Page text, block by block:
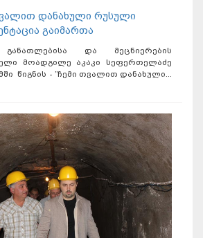
დანახული რუსული
გაიმართა
და მეცნიერების
მოადგილე აკაკი სეფერთელაძე
წიგნის - ”ჩემი თვალით დანახული...